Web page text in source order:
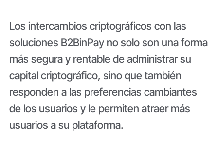
Los intercambios criptográficos con las
soluciones B2BinPay no solo son una forma
más segura y rentable de administrar su
capital criptográfico, sino que también
responden a las preferencias cambiantes
de los usuarios y le permiten atraer más
usuarios a su plataforma.